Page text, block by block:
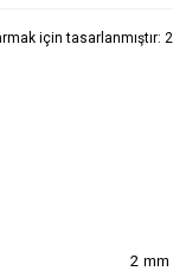
için tasarlanmıştır:
2 mm